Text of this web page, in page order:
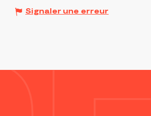
Signaler une erreur